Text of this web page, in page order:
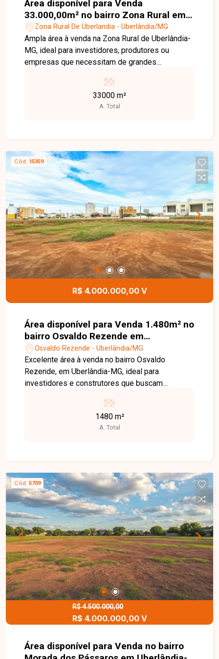
Área disponível para Venda
33.000,00m² no bairro Zona Rural em
Uberlândia-MG
Zona Rural De Uberlandia - Uberlândia/MG
Ampla área à venda na Zona Rural de Uberlândia-
MG, ideal para investidores, produtores ou
empresas que necessitam de grandes
de uso. O imóvel oferece excelente potencial
para atividades agrícolas, criação de animais,
instalação de galpões logísticos, chácaras,
aproveitamento do espaço. A localização na Zona
Rural de Uberlândia proporciona tranquilidade,
contato com a natureza e acesso estratégico a
áreas urbanas, sendo uma excelente alternativa
para quem busca unir produtividade, investimento
e qualidade de vida. Oportunidade imperdível
para quem deseja investir em uma das regiões
com mais espaço e potencial da cidade.
Disponibilidade e valores sujeitos a alteração,
imagens ilustrativas.
33000 m²
A. Total
Cód. 15359
R$ 4.000.000,00 V
Área disponível para Venda 1.480m² no
bairro Osvaldo Rezende em
Uberlândia-MG
Osvaldo Rezende - Uberlândia/MG
Excelente área à venda no bairro Osvaldo
Rezende, em Uberlândia-MG, ideal para
investidores e construtores que buscam
desenvolvimento. O imóvel possui dimensões
ideais para projetos comerciais, institucionais ou
residenciais multifamiliares. A metragem
Osvaldo Rezende é conhecido por sua
proximidade com o centro de Uberlândia, acesso
facilitado ao transporte público, comércio variado,
escolas e serviços essenciais ? o que garante
praticidade no dia a dia e excelente visibilidade
para empreendimentos. Uma oportunidade
estratégica para quem busca aliar localização,
metragem e potencial de valorização.
Disponibilidade e valores sujeitos a alteração,
imagens ilustrativas.
1480 m²
A. Total
Cód. 5709
R$ 4.500.000,00
R$ 4.000.000,00 V
Área disponível para Venda no bairro